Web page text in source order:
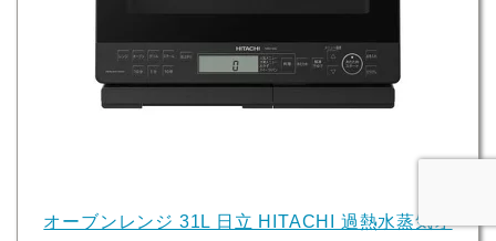
オーブンレンジ 31L 日立 HITACHI 過熱水蒸気オ